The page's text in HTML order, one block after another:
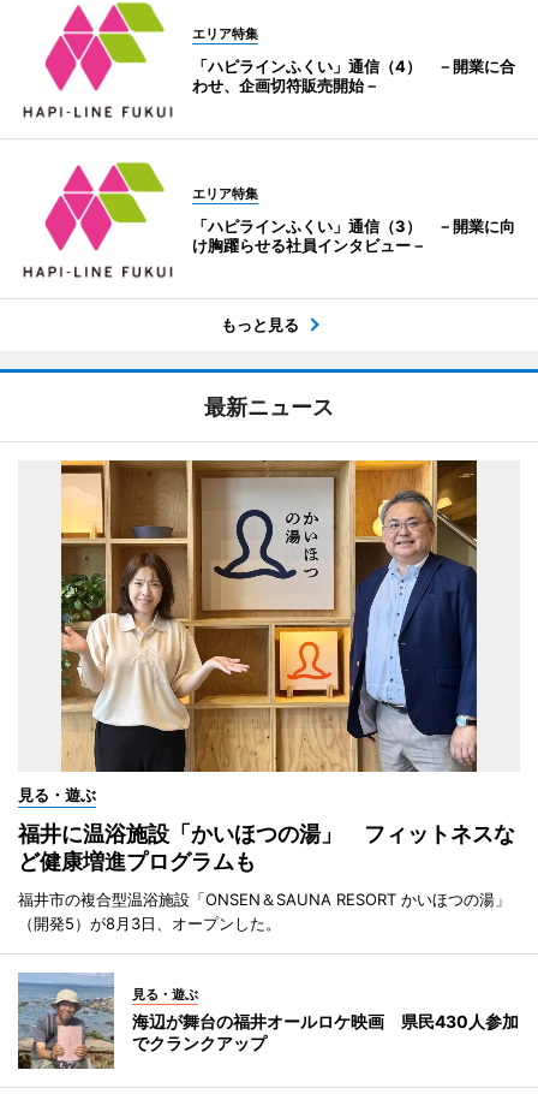
エリア特集
「ハピラインふくい」通信（4） －開業に合
わせ、企画切符販売開始－
エリア特集
「ハピラインふくい」通信（3） －開業に向
け胸躍らせる社員インタビュー－
もっと見る
最新ニュース
見る・遊ぶ
福井に温浴施設「かいほつの湯」 フィットネスな
ど健康増進プログラムも
福井市の複合型温浴施設「ONSEN＆SAUNA RESORT かいほつの湯」
（開発5）が8月3日、オープンした。
見る・遊ぶ
海辺が舞台の福井オールロケ映画 県民430人参加
でクランクアップ